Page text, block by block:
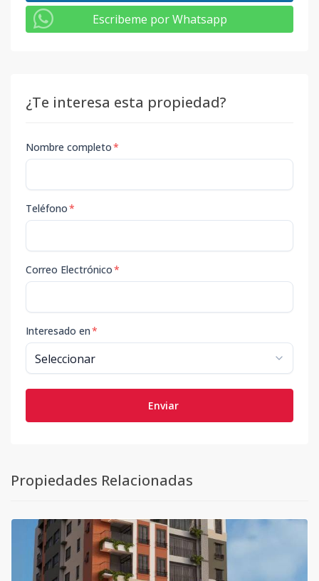
Escribeme por Whatsapp
¿Te interesa esta propiedad?
Nombre completo*
Teléfono*
Correo Electrónico*
Interesado en*
Enviar
Propiedades Relacionadas